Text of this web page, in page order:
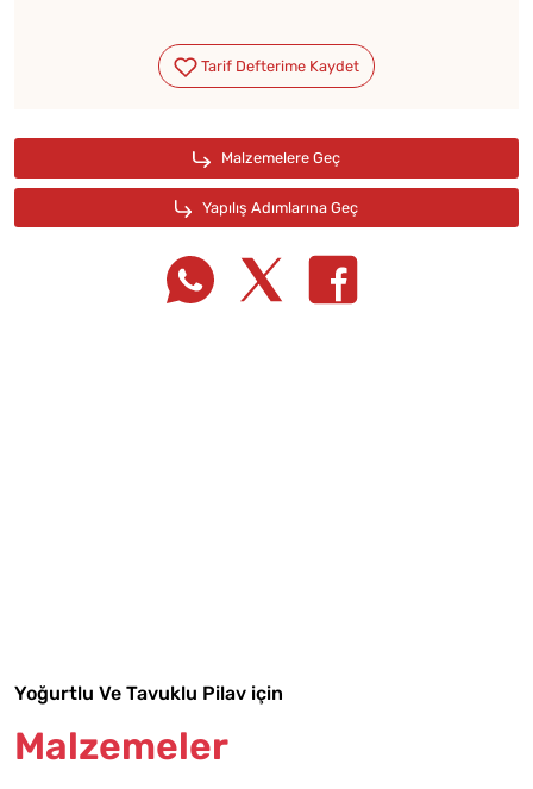
Yoğurtlu Ve Tavuklu Pilav için
Malzemeler